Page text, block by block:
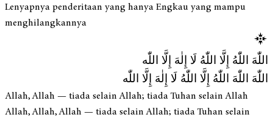
Lenyapnya penderitaan yang hanya Engkau yang mampu
menghilangkannya
اللّٰهَ اللّٰهُ إِلَّا اللّٰهُ لَا إِلٰهَ إِلَّا اللّٰه
اللّٰهَ اللّٰهَ اللّٰهُ إِلَّا اللّٰهُ لَا إِلٰهَ إِلَّا اللّٰه
Allah, Allah — tiada selain Allah; tiada Tuhan selain Allah
Allah, Allah, Allah — tiada selain Allah; tiada Tuhan selain